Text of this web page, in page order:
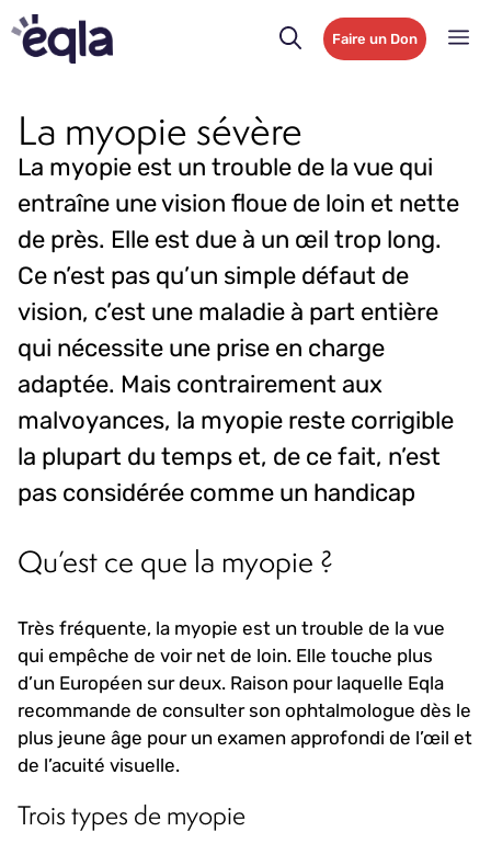
Faire un Don
La myopie sévère
La myopie est un trouble de la vue qui
entraîne une vision floue de loin et nette
de près. Elle est due à un œil trop long.
Ce n’est pas qu’un simple défaut de
vision, c’est une maladie à part entière
qui nécessite une prise en charge
adaptée. Mais contrairement aux
malvoyances, la myopie reste corrigible
la plupart du temps et, de ce fait, n’est
pas considérée comme un handicap
Qu’est ce que la myopie ?
Très fréquente, la myopie est un trouble de la vue
qui empêche de voir net de loin. Elle touche plus
d’un Européen sur deux. Raison pour laquelle Eqla
recommande de consulter son ophtalmologue dès le
plus jeune âge pour un examen approfondi de l’œil et
de l’acuité visuelle.
Trois types de myopie